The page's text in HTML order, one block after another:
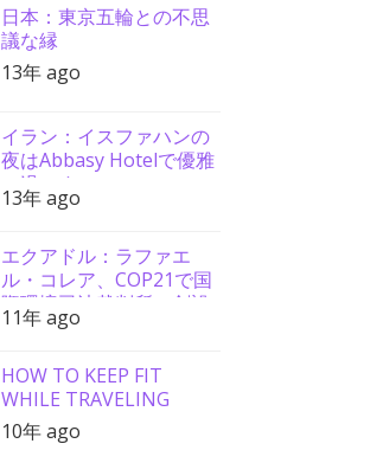
日本：東京五輪との不思
議な縁
13年 ago
イラン：イスファハンの
夜はAbbasy Hotelで優雅
に過ごす
13年 ago
エクアドル：ラファエ
ル・コレア、COP21で国
際環境司法裁判所の創設
を要請
11年 ago
HOW TO KEEP FIT
WHILE TRAVELING
10年 ago